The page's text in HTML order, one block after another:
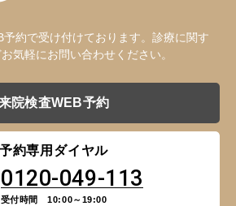
予約で受け付けております。診療に関す
気軽にお問い合わせください。
院検査WEB予約
予約専用ダイヤル
0120-049-113
受付時間 10:00～19:00